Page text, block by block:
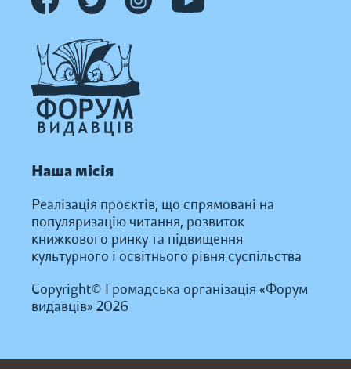
Наша місія
Реалізація проєктів, що спрямовані на
популяризацію читання, розвиток
книжкового ринку та підвищення
культурного і освітнього рівня суспільства
Copyright© Громадська організація «Форум
видавців» 2026